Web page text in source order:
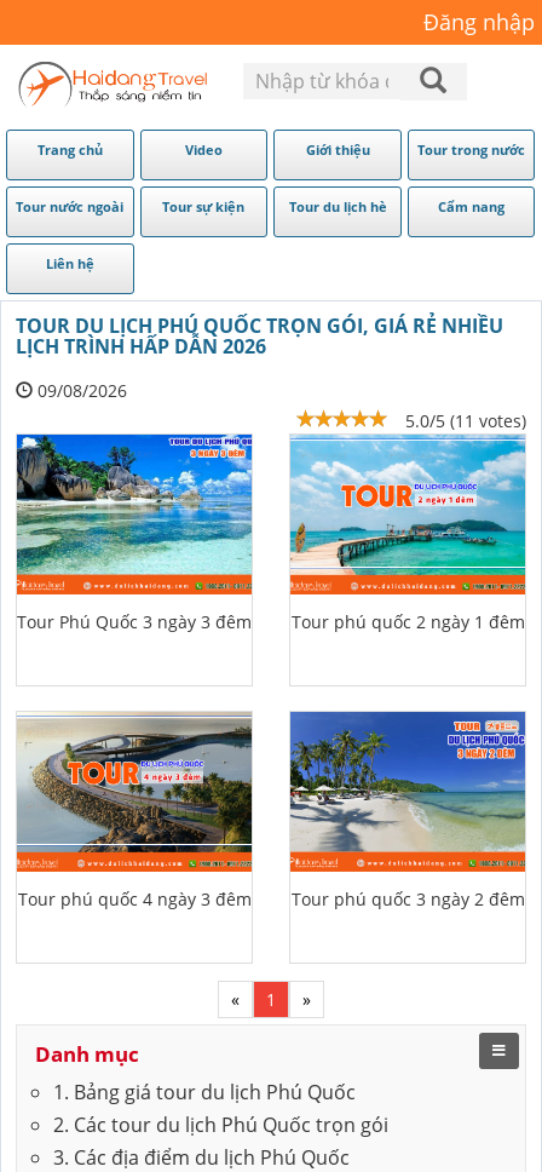
Đăng nhập
Trang chủ Video Giới thiệu Tour trong nước
Tour nước ngoài Tour sự kiện Tour du lịch hè Cẩm nang
Liên hệ
TOUR DU LỊCH PHÚ QUỐC TRỌN GÓI, GIÁ RẺ NHIỀU
LỊCH TRÌNH HẤP DẪN 2026
09/08/2026
5.0/5 (11 votes)
Tour Phú Quốc 3 ngày 3 đêm Tour phú quốc 2 ngày 1 đêm
Tour phú quốc 4 ngày 3 đêm Tour phú quốc 3 ngày 2 đêm
« 1 »
Danh mục
1. Bảng giá tour du lịch Phú Quốc
2. Các tour du lịch Phú Quốc trọn gói
3. Các địa điểm du lịch Phú Quốc